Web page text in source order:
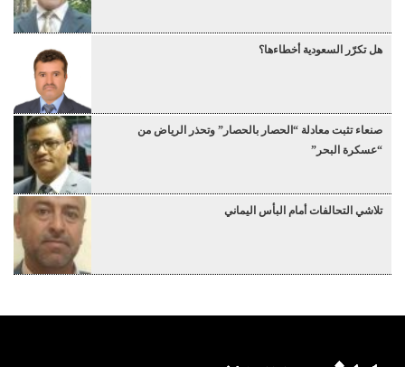
هل تكرّر السعودية أخطاءها؟
صنعاء تثبت معادلة “الحصار بالحصار” وتحذر الرياض من
“عسكرة البحر”
تلاشي التحالفات أمام البأس اليماني